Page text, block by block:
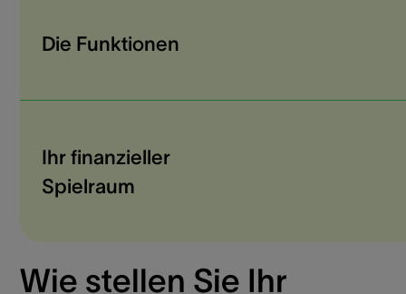
Die Funktionen
Ihr finanzieller
Spielraum
Wie stellen Sie Ihr